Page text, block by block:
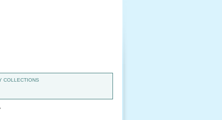
COLLECTIONS